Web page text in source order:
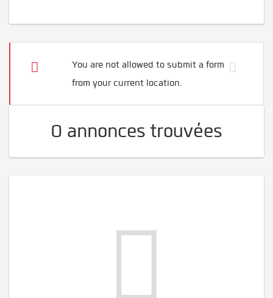
You are not allowed to submit a form
from your current location.
0 annonces trouvées